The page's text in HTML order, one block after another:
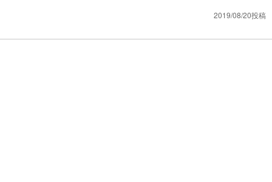
2019/08/20投稿